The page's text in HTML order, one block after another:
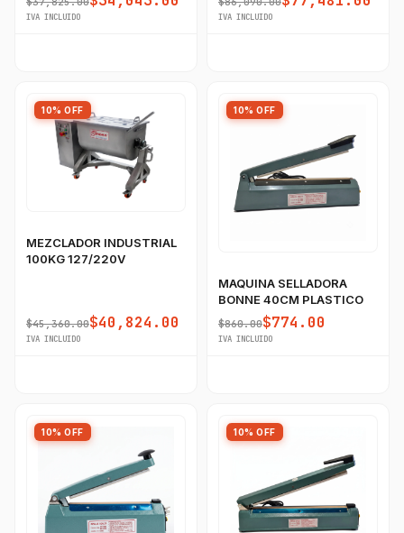
IVA INCLUIDO IVA INCLUIDO
10% OFF
MEZCLADOR INDUSTRIAL
100KG 127/220V
$45,360.00$40,824.00
IVA INCLUIDO
10% OFF
MAQUINA SELLADORA
BONNE 40CM PLASTICO
$860.00$774.00
IVA INCLUIDO
10% OFF 10% OFF